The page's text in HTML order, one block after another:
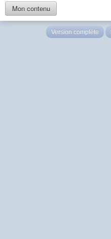
Mon contenu
Version complète